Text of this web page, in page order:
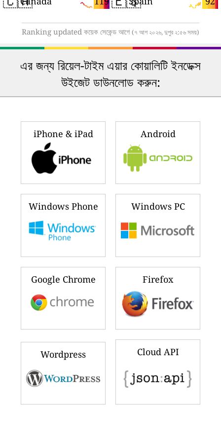
Ranking updated কয়েক সেকেন্ড আগে (৭ আগ ২০২৬, দুপুর ২:৫৬ সময়)
এর জন্য রিয়েল-টাইম এয়ার কোয়ালিটি ইনডেক্স
উইজেট ডাউনলোড করুন:
iPhone & iPad Android
Windows Phone Windows PC
Google Chrome Firefox
Wordpress Cloud API